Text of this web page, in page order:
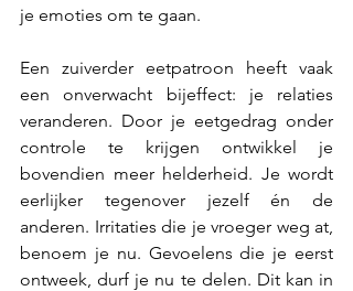
je emoties om te gaan.
Een zuiverder eetpatroon heeft vaak
een onverwacht bijeffect: je relaties
veranderen. Door je eetgedrag onder
controle te krijgen ontwikkel je
bovendien meer helderheid. Je wordt
eerlijker tegenover jezelf én de
anderen. Irritaties die je vroeger weg at,
benoem je nu. Gevoelens die je eerst
ontweek, durf je nu te delen. Dit kan in